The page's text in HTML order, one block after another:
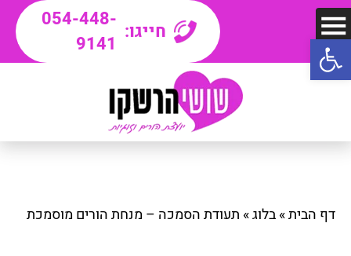
פתח סרגל נגישות חייגו: 054-448-
9141
דף הבית»בלוג» תעודת הסמכה – מנחת הורים מוסמכת